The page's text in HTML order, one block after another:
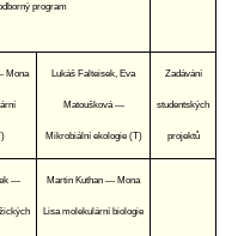
program
Mona Lukáš Falteisek, Eva
Matoušková —
Mikrobiální ekologie (T)
Zadávání
studentských
projektů
— Martin Kuthan — Mona
Lisa molekulární biologie